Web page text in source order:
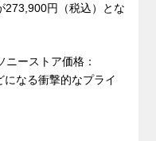
273,900円（税込）とな
ーストア価格：
なる衝撃的なプライ